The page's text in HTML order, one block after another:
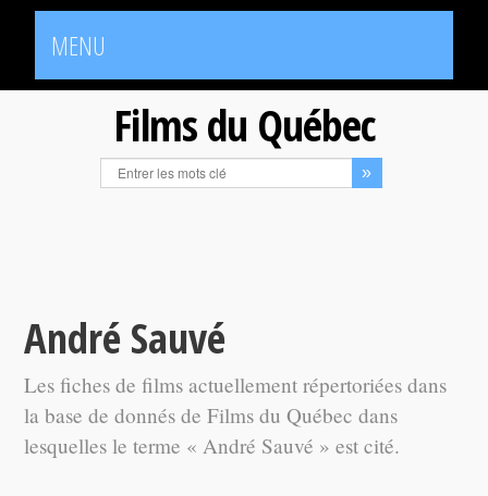
MENU
Films du Québec
André Sauvé
Les fiches de films actuellement répertoriées dans
la base de donnés de Films du Québec dans
lesquelles le terme « André Sauvé » est cité.